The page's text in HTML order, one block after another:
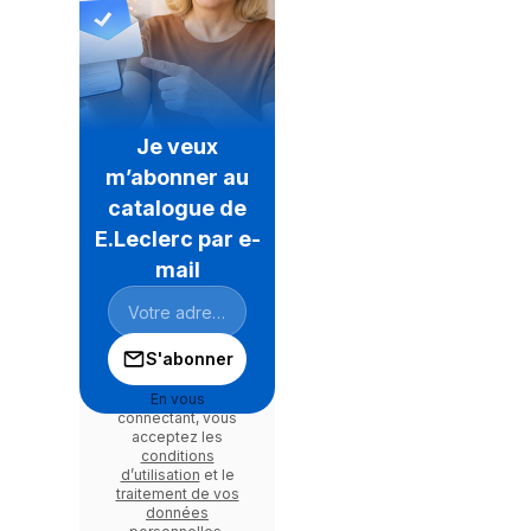
Je veux
m’abonner au
catalogue de
E.Leclerc par e-
mail
S'abonner
En vous
connectant, vous
acceptez les
conditions
d’utilisation et le
traitement de vos
données